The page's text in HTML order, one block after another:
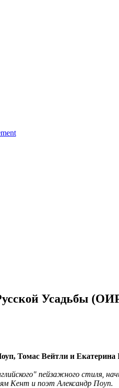
Усадьбы
Томас Вейтли и Екатерина
пейзажного стиля,
Кент и поэт Александр Поуп.